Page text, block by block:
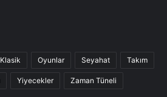
Klasik Oyunlar Seyahat Takım
Yiyecekler Zaman Tüneli